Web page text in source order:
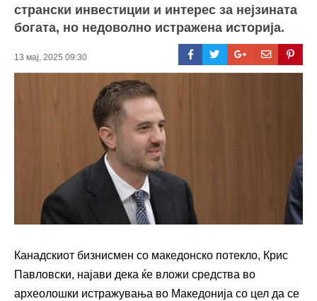
странски инвестиции и интерес за нејзината
богата, но недоволно истражена историја.
13 мај, 2025 09:30
Канадскиот бизнисмен со македонско потекло, Крис
Павловски, најави дека ќе вложи средства во
археолошки истражувања во Македонија со цел да се